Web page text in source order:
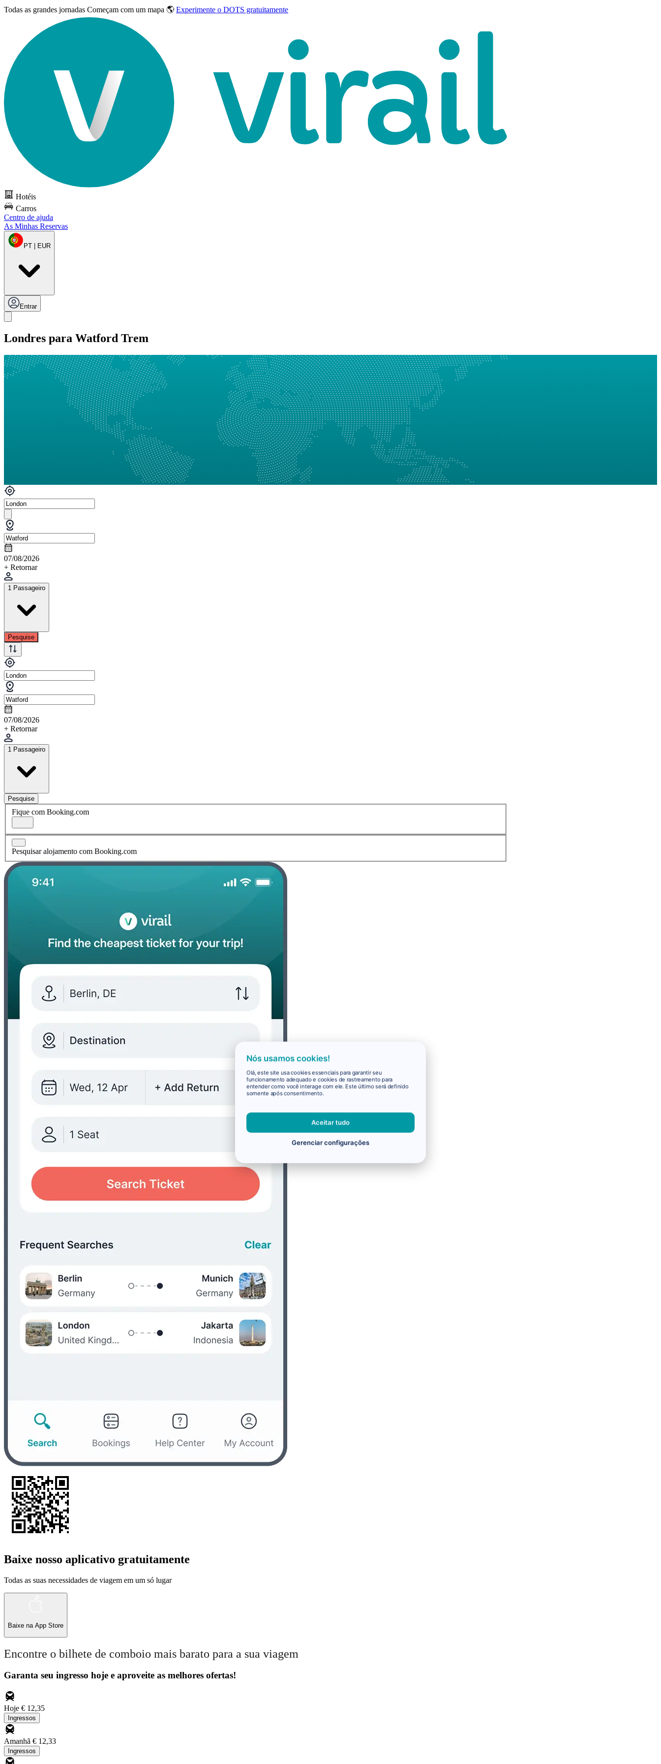
Todas as grandes jornadas Começam com um mapa 🌎 Experimente o DOTS gratuitamente
Hotéis
Carros
Centro de ajuda
As Minhas Reservas
PT | EUR
Entrar
Londres para Watford Trem
07/08/2026
+ Retornar
1 Passageiro
Pesquise
07/08/2026
+ Retornar
1 Passageiro
Pesquise
Fique com Booking.com
Pesquisar alojamento com Booking.com
Baixe nosso aplicativo gratuitamente
Todas as suas necessidades de viagem em um só lugar
Baixe na App Store
Encontre o bilhete de comboio mais barato para a sua viagem
Garanta seu ingresso hoje e aproveite as melhores ofertas!
Hoje € 12,35
Ingressos
Amanhã € 12,33
Ingressos
Nós usamos cookies!
Olá, este site usa cookies essenciais para garantir seu
funcionamento adequado e cookies de rastreamento para
entender como você interage com ele. Este último será definido
somente após consentimento.
Aceitar tudo
Gerenciar configurações